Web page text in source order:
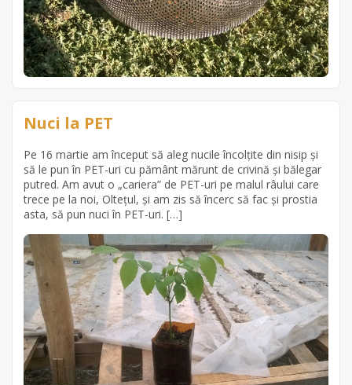
Nuci la PET
Pe 16 martie am început să aleg nucile încolțite din nisip și
să le pun în PET-uri cu pământ mărunt de crivină și bălegar
putred. Am avut o „cariera” de PET-uri pe malul râului care
trece pe la noi, Oltețul, și am zis să încerc să fac și prostia
asta, să pun nuci în PET-uri. […]